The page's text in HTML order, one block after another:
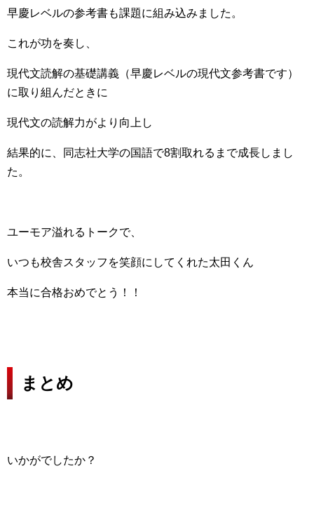
早慶レベルの参考書も課題に組み込みました。
これが功を奏し、
現代文読解の基礎講義（早慶レベルの現代文参考書です）
に取り組んだときに
現代文の読解力がより向上し
結果的に、同志社大学の国語で8割取れるまで成長しまし
た。
ユーモア溢れるトークで、
いつも校舎スタッフを笑顔にしてくれた太田くん
本当に合格おめでとう！！
まとめ
いかがでしたか？